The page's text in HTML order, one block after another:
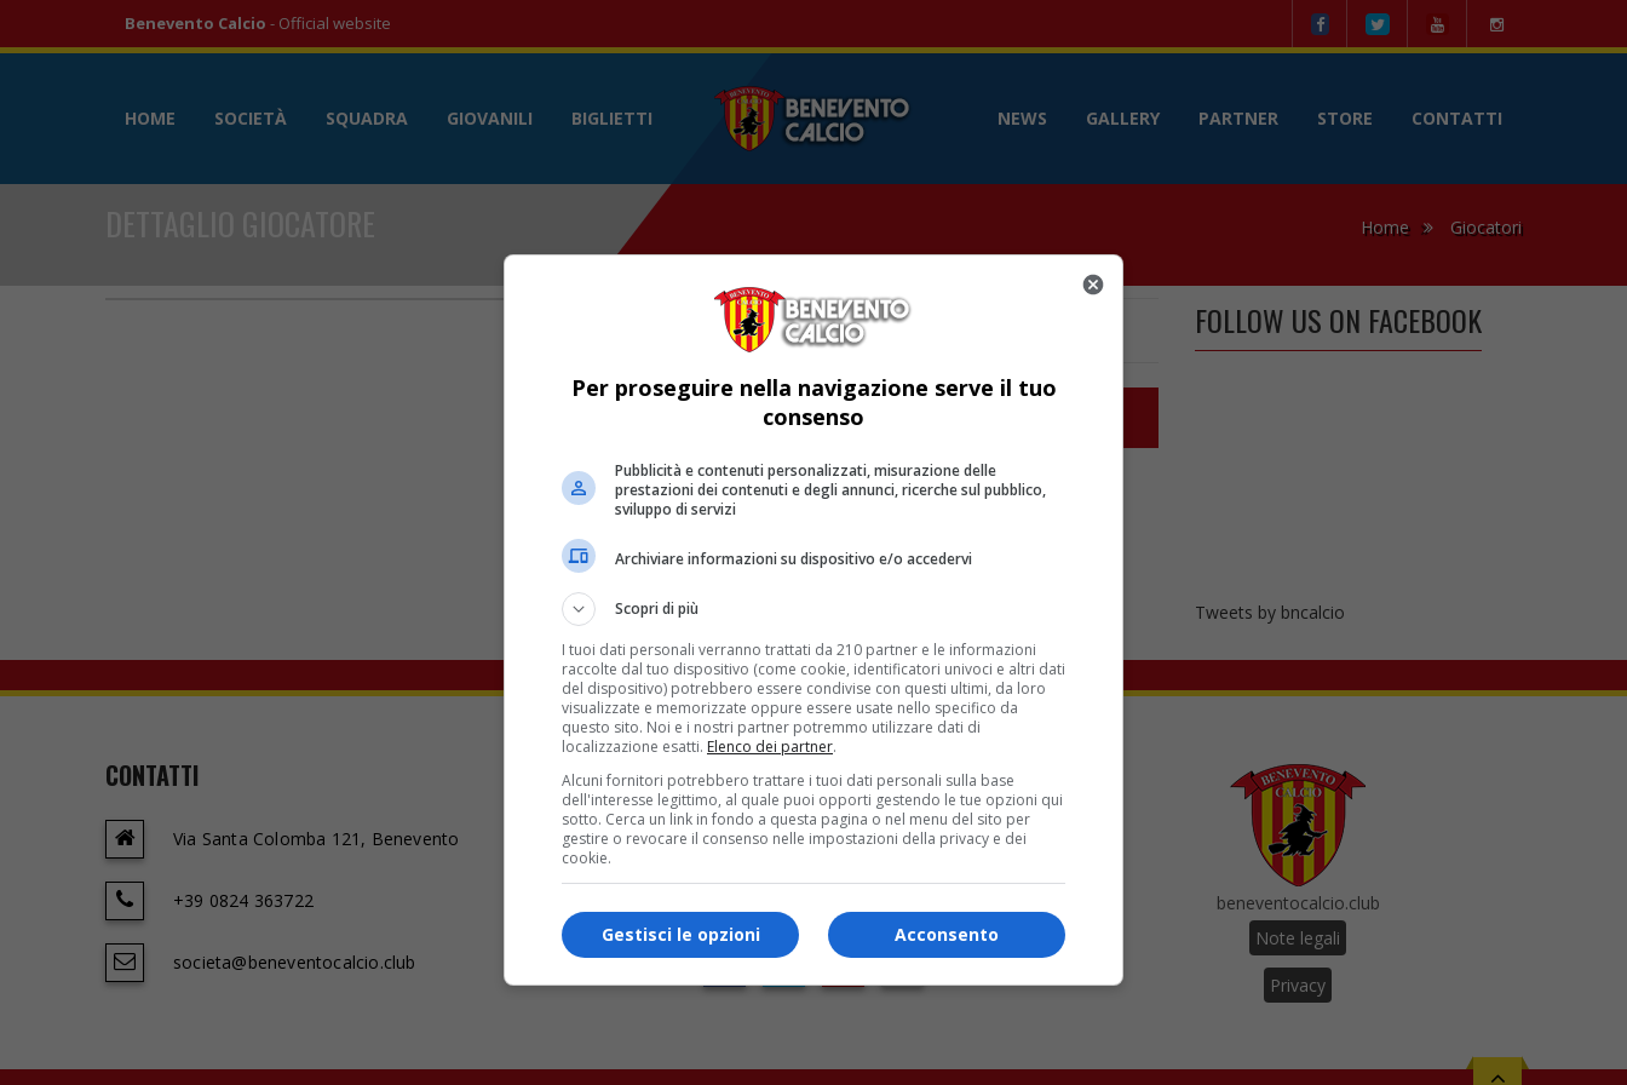
Benevento Calcio - Official website
HOME SOCIETÀ SQUADRA GIOVANILI BIGLIETTI NEWS GALLERY PARTNER STORE CONTATTI
Home Giocatori
FOLLOW US ON FACEBOOK
Tweets by bncalcio
CONTATTI
Via Santa Colomba 121, Benevento
+39 0824 363722
societa@beneventocalcio.club
CONNECT WITH US
Benevento Calcio
Vuoi restare sempre aggiornato
sulla tua squadra del cuore,
seguici anche sui social
beneventocalcio.club
Note legali
Privacy
Per proseguire nella navigazione serve il tuo
consenso
Pubblicità e contenuti personalizzati, misurazione delle
prestazioni dei contenuti e degli annunci, ricerche sul pubblico,
sviluppo di servizi
Archiviare informazioni su dispositivo e/o accedervi
Scopri di più
I tuoi dati personali verranno trattati da 210 partner e le informazioni
raccolte dal tuo dispositivo (come cookie, identificatori univoci e altri dati
del dispositivo) potrebbero essere condivise con questi ultimi, da loro
visualizzate e memorizzate oppure essere usate nello specifico da
questo sito. Noi e i nostri partner potremmo utilizzare dati di
localizzazione esatti. Elenco dei partner.
Alcuni fornitori potrebbero trattare i tuoi dati personali sulla base
dell'interesse legittimo, al quale puoi opporti gestendo le tue opzioni qui
sotto. Cerca un link in fondo a questa pagina o nel menu del sito per
gestire o revocare il consenso nelle impostazioni della privacy e dei
cookie.
Acconsento
Gestisci le opzioni